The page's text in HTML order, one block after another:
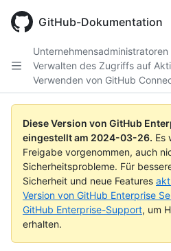
main
GitHub-Dokumentation
Unternehmensadministratoren
Verwalten des Zugriffs auf
Verwenden von GitHub
Diese Version von GitHub
eingestellt am 2024-03-26. Es
Freigabe vorgenommen, auch
Sicherheitsprobleme. Für
Sicherheit und neue Features
Version von GitHub Enterprise
GitHub Enterprise-Support, um
erhalten.